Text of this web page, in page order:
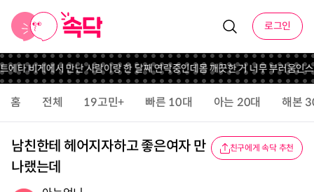
로그인
에타 비게에서 만난 사람이랑 한 달째 연락중인데몸 깨끗한 거 너무 부러움인스
홈 전체 19고민+ 빠른 10대 아는 20대 해본
남친한테 헤어지자하고 좋은여자 만
나랬는데
친구에게 속닥 추천